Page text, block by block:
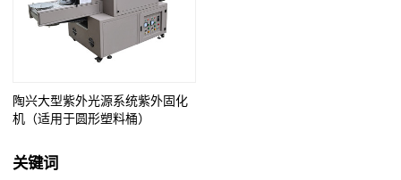
陶兴大型紫外光源系统紫外固化
机（适用于圆形塑料桶）
关键词